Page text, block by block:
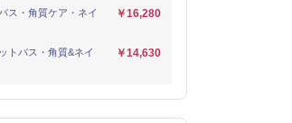
ス・角質ケア・ネイ
￥16,280
トバス・角質&ネイ
￥14,630